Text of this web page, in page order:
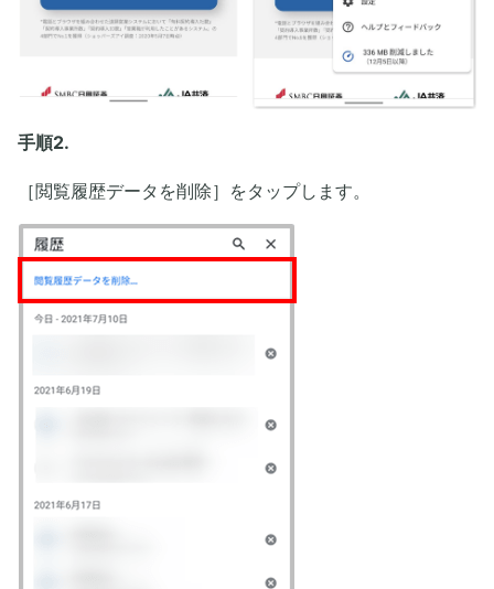
手順2.
［閲覧履歴データを削除］をタップします。